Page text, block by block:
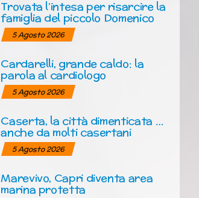
Trovata l’intesa per risarcire la
famiglia del piccolo Domenico
5 Agosto 2026
Cardarelli, grande caldo: la
parola al cardiologo
5 Agosto 2026
Caserta, la città dimenticata …
anche da molti casertani
5 Agosto 2026
Marevivo, Capri diventa area
marina protetta